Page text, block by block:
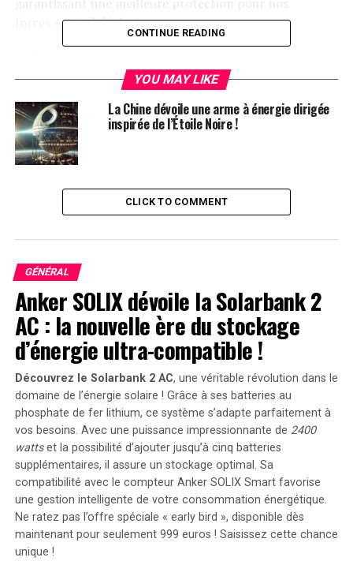
forces », a-t-il déclaré.
cette arme dans des scénarios réels.
Les enjeux des lasers
Le gouvernement a commandé cette arme laser pour
contrer les drones ennemis. Le fabricant d’armements
Raytheon UK a dirigé le développement du système.
utiliser, peut suivre plusieurs cibles simultanément. Elle
peut également engager des cibles plus rapidement que
la vitesse de la lumière, selon les responsables.
Le laser fonctionne avec une fonction de
commandement et de contrôle. Il peut s’intégrer à des
systèmes de gestion de bataille plus larges et s’adapter
à diverses plateformes.
Lors des derniers essais, les ingénieurs ont monté l’arme
sur un Wolfhound, un camion à six roues généralement
équipé d’une mitrailleuse.
Les opérateurs ont ensuite tiré le laser sur des cibles
aériennes.
CONTINUE READING
YOU MAY LIKE
La Chine dévoile une arme à énergie dirigée
inspirée de l’Étoile Noire !
CLICK TO COMMENT
GÉNÉRAL
Anker SOLIX dévoile la Solarbank 2
AC : la nouvelle ère du stockage
d’énergie ultra-compatible !
Découvrez le Solarbank 2 AC, une véritable révolution dans le
domaine de l’énergie solaire ! Grâce à ses batteries au
phosphate de fer lithium, ce système s’adapte parfaitement à
vos besoins. Avec une puissance impressionnante de 2400
wattset la possibilité d’ajouter jusqu’à cinq batteries
supplémentaires, il assure un stockage optimal. Sa
compatibilité avec le compteur Anker SOLIX Smart favorise
une gestion intelligente de votre consommation énergétique.
Ne ratez pas l’offre spéciale « early bird », disponible dès
maintenant pour seulement 999 euros ! Saisissez cette chance
unique !